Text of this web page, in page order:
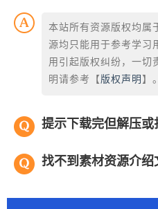
本站所有资源版权均属
源均只能用于参考学习
用引起版权纠纷，一切
明请参考【 版权声明 】。
提示下载完但解压或
找不到素材资源介绍